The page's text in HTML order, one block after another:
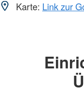
Karte: Link zur